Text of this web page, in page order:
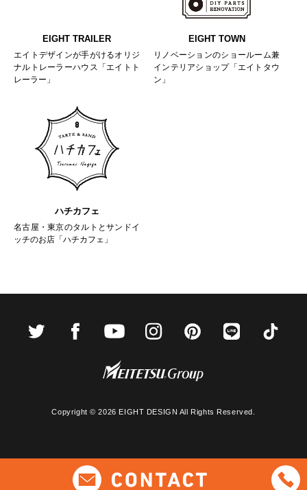
EIGHT TRAILER
エイトデザインが手がけるオリジ
ナルトレーラーハウス「エイトト
レーラー」
EIGHT TOWN
リノベーションのショールーム兼
インテリアショップ「エイトタウ
ン」
ハチカフェ
名古屋・東京のタルトとサンドイ
ッチのお店「ハチカフェ」
Copyright ©2026 EIGHT DESIGN All Rights Reserved.